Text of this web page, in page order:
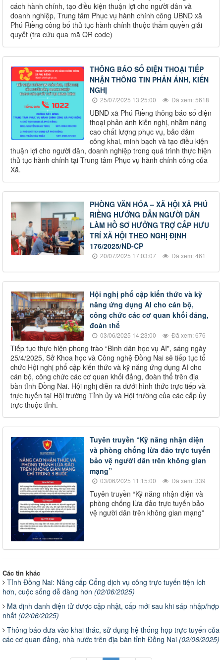
cách hành chính, tạo điều kiện thuận lợi cho người dân và
doanh nghiệp, Trung tâm Phục vụ hành chính công UBND xã
Phú Riềng công bố thủ tục hành chính thuộc thẩm quyền giải
quyết (tra cứu qua mã QR code)
THÔNG BÁO SỐ ĐIỆN THOẠI TIẾP
NHẬN THÔNG TIN PHẢN ÁNH, KIẾN
NGHỊ
25/07/2025 13:25:00 Đã xem: 5618
UBND xã Phú Riềng thông báo số điện
thoại phản ánh kiến nghị, nhằm nâng
cao chất lượng phục vụ, bảo đảm
công khai, minh bạch và tạo điều kiện
thuận lợi cho người dân, doanh nghiệp trong quá trình thực hiện
thủ tục hành chính tại Trung tâm Phục vụ hành chính công của
Xã.
PHÒNG VĂN HÓA – XÃ HỘI XÃ PHÚ
RIỀNG HƯỚNG DẪN NGƯỜI DÂN
LÀM HỒ SƠ HƯỞNG TRỢ CẤP HƯU
TRÍ XÃ HỘI THEO NGHỊ ĐỊNH
176/2025/NĐ-CP
20/07/2025 17:03:07 Đã xem: 461
Hội nghị phổ cập kiến thức và kỹ
năng ứng dụng AI cho cán bộ,
công chức các cơ quan khối đảng,
đoàn thể
03/06/2025 14:23:00 Đã xem: 676
Tiếp tục thực hiện phong trào “Bình dân học vụ AI", sáng ngày
25/4/2025, Sở Khoa học và Công nghệ Đồng Nai sẽ tiếp tục tổ
chức Hội nghị phổ cập kiến thức và kỹ năng ứng dụng AI cho
cán bộ, công chức các cơ quan khối đảng, đoàn thể trên địa
bàn tỉnh Đồng Nai. Hội nghị diễn ra dưới hình thức trực tiếp và
trực tuyến tại Hội trường Tỉnh ủy và Hội trường của các cấp ủy
trực thuộc tỉnh.
Tuyên truyền “Kỹ năng nhận diện
và phòng chống lừa đảo trực tuyến
bảo vệ người dân trên không gian
mạng”
03/06/2025 11:15:00 Đã xem: 339
Tuyên truyền “Kỹ năng nhận diện và
phòng chống lừa đảo trực tuyến bảo
vệ người dân trên không gian mạng”​
Các tin khác
Tỉnh Đồng Nai: Nâng cấp Cổng dịch vụ công trực tuyến tiện ích
hơn, cuộc sống dễ dàng hơn (02/06/2025)
Mã định danh điện tử được cập nhật, cấp mới sau khi sáp nhập/hợp
nhất (02/06/2025)
Thông báo đưa vào khai thác, sử dụng hệ thống họp trực tuyến của
các cơ quan đảng, nhà nước trên địa bàn tỉnh Đồng Nai (02/06/2025)